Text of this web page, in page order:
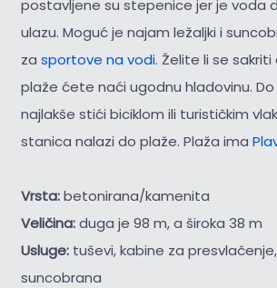
postavljene su stepenice jer je voda
ulazu. Moguć je najam ležaljki i
za sportove na vodi. Želite li se
plaže ćete naći ugodnu hladovinu.
najlakše stići biciklom ili turističkim
stanica nalazi do plaže. Plaža ima
Vrsta:betonirana/kamenita
Veličina:duga je 98 m, a široka 38 m
Usluge: tuševi, kabine za
suncobrana